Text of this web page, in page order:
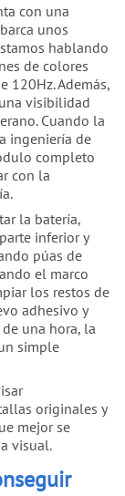
con una
unos
hablando
de colores
120Hz. Además,
visibilidad
Cuando la
ingeniería de
completo
con la
la batería,
inferior y
púas de
el marco
los restos de
adhesivo y
una hora, la
simple
originales y
mejor se
visual.